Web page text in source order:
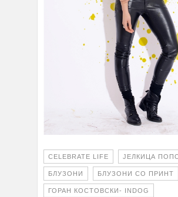
CELEBRATE LIFE ЈЕЛКИЦА
БЛУЗОНИ БЛУЗОНИ СО ПРИНТ
ГОРАН КОСТОВСКИ- INDOG